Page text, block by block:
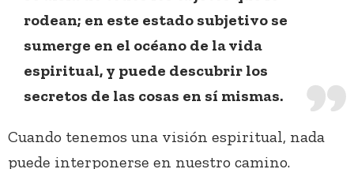
rodean; en este estado subjetivo se
sumerge en el océano de la vida
espiritual, y puede descubrir los
secretos de las cosas en sí mismas.
Cuando tenemos una visión espiritual, nada
puede interponerse en nuestro camino.